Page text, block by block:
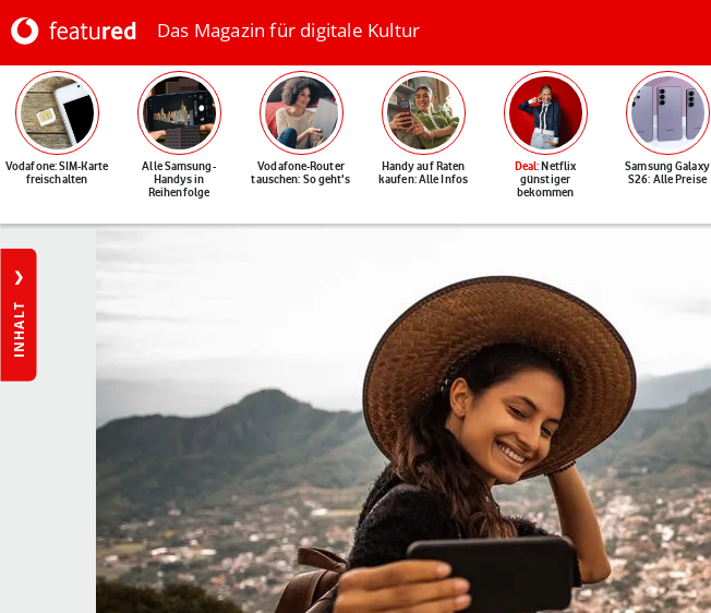
Das Magazin für digitale Kultur
Vodafone: SIM-Karte
freischalten
Alle Samsung-
Handys in
Reihenfolge
Vodafone-Router
tauschen: So geht's
Handy auf Raten
kaufen: Alle Infos
Deal: Netflix
günstiger
bekommen
Samsung Galaxy
S26: Alle Preise
INHALT